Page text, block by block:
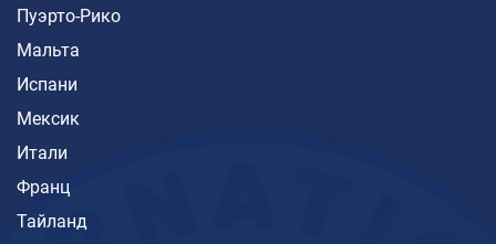
Пуэрто-Рико
Мальта
Испани
Мексик
Итали
Франц
Тайланд